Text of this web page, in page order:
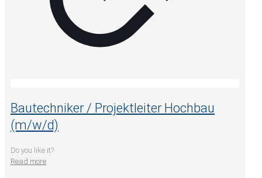
Bautechniker / Projektleiter Hochbau
(m/w/d)
Do you like it?
Read more